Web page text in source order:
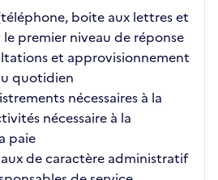
boite aux lettres et
premier niveau de réponse
et approvisionnement
quotidien
nécessaires à la
nécessaire à la
paie
de caractère administratif